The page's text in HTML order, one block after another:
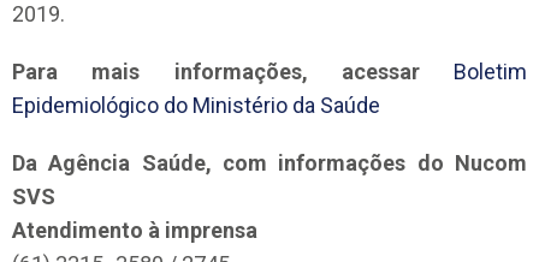
2019.
Para mais informações, acessar
Boletim
Epidemiológico do Ministério da Saúde
Da Agência Saúde, com informações do Nucom
SVS
Atendimento à imprensa